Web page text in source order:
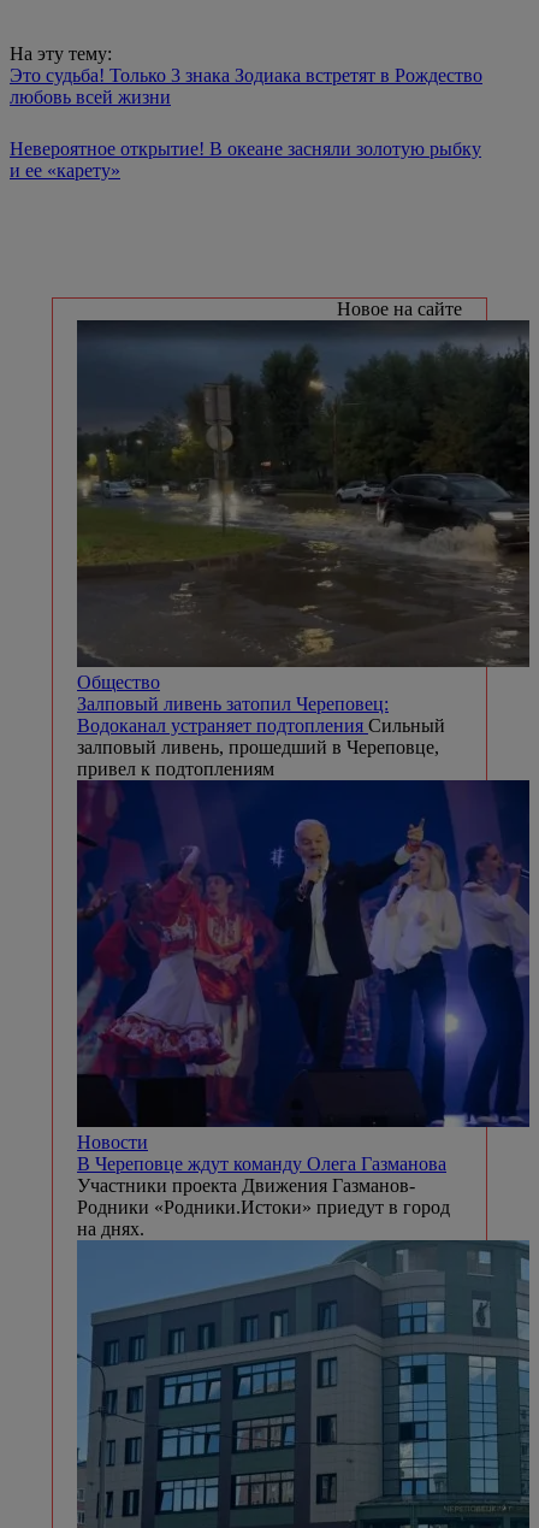
На эту тему:
Это судьба! Только 3 знака Зодиака встретят в Рождество
любовь всей жизни
Невероятное открытие! В океане засняли золотую рыбку
и ее «карету»
Новое на сайте
Общество
Залповый ливень затопил Череповец:
Водоканал устраняет подтопления Сильный
залповый ливень, прошедший в Череповце,
привел к подтоплениям
Новости
В Череповце ждут команду Олега Газманова
Участники проекта Движения Газманов-
Родники «Родники.Истоки» приедут в город
на днях.